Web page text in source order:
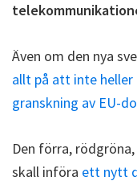
Även om den nya
allt på att inte heller
granskning av EU-
Den förra,
skall införa ett nytt